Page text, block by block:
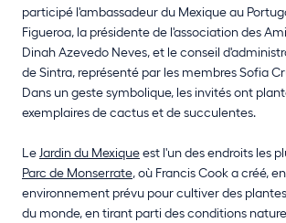
participé l'ambassadeur du Mexique au
Figueroa, la présidente de l'association des
Dinah Azevedo Neves, et le conseil
de Sintra, représenté par les membres Sofia
Dans un geste symbolique, les invités ont
exemplaires de cactus et de succulentes.
Le Jardin du Mexiqueest l'un des endroits les
Parc de Monserrate, où Francis Cook a créé,
environnement prévu pour cultiver des
du monde, en tirant parti des conditions